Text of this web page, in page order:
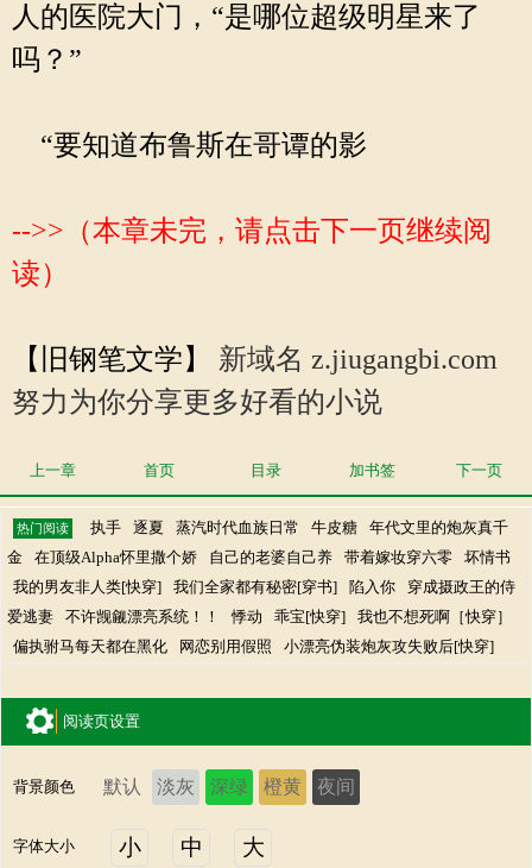
人的医院大门，“是哪位超级明星来了
吗？”
“要知道布鲁斯在哥谭的影
-->>（本章未完，请点击下一页继续阅
读）
【旧钢笔文学】
新域名 z.jiugangbi.com
努力为你分享更多好看的小说
上一章 首页 目录 加书签 下一页
热门阅读 执手 逐夏 蒸汽时代血族日常 牛皮糖
年代文里的炮灰真千
金
在顶级Alpha怀里撒个娇 自己的老婆自己养 带着嫁妆穿六零
坏情书
我的男友非人类[快穿]
我们全家都有秘密[穿书] 陷入你
穿成摄政王的侍
爱逃妻
不许觊觎漂亮系统！！ 悸动 乖宝[快穿]
我也不想死啊［快穿］
偏执驸马每天都在黑化
网恋别用假照 小漂亮伪装炮灰攻失败后[快穿]
阅读页设置
背景颜色 默认 淡灰 深绿 橙黄 夜间
字体大小 小 中 大